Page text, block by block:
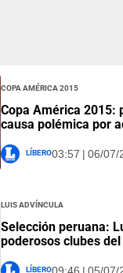
Copa América 2015
Copa América 2015:
causa polémica por
Líbero03:57 | 06/07/
Luis Advíncula
Selección peruana:
poderosos clubes del
Líbero